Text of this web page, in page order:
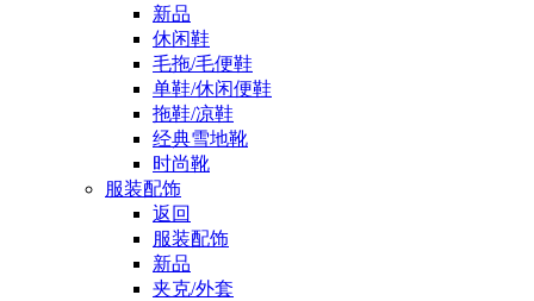
新品
休闲鞋
毛拖/毛便鞋
单鞋/休闲便鞋
拖鞋/凉鞋
经典雪地靴
时尚靴
服装配饰
返回
服装配饰
新品
夹克/外套